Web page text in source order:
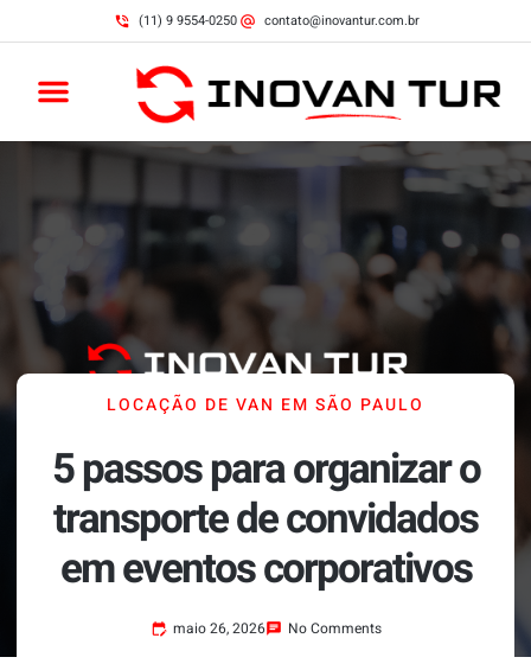
(11) 9 9554-0250 contato@inovantur.com.br
LOCAÇÃO DE VAN EM SÃO PAULO
5 passos para organizar o
transporte de convidados
em eventos corporativos
maio 26, 2026 No Comments